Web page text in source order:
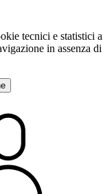
tecnici e statistici
in assenza